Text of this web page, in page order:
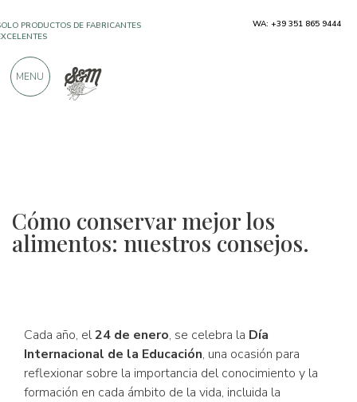
Cómo conservar mejor los
alimentos: nuestros consejos.
Cada año, el24 de enero, se celebra la Día
Internacional de la Educación, una ocasión para
reflexionar sobre la importancia del conocimiento y la
formación en cada ámbito de la vida, incluida la
PRODUCTOS DE FABRICANTES
DE 900 CRÍTICAS POSITIVAS
WA: +39 351 865 9444
MENU